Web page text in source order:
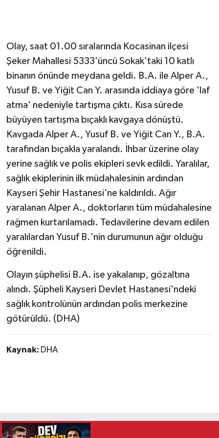
Olay, saat 01.00 sıralarında Kocasinan ilçesi
Şeker Mahallesi 5333'üncü Sokak'taki 10 katlı
binanın önünde meydana geldi. B.A. ile Alper A.,
Yusuf B. ve Yiğit Can Y. arasında iddiaya göre 'laf
atma' nedeniyle tartışma çıktı. Kısa sürede
büyüyen tartışma bıçaklı kavgaya dönüştü.
Kavgada Alper A., Yusuf B. ve Yiğit Can Y., B.A.
tarafından bıçakla yaralandı. İhbar üzerine olay
yerine sağlık ve polis ekipleri sevk edildi. Yaralılar,
sağlık ekiplerinin ilk müdahalesinin ardından
Kayseri Şehir Hastanesi'ne kaldırıldı. Ağır
yaralanan Alper A., doktorların tüm müdahalesine
rağmen kurtarılamadı. Tedavilerine devam edilen
yaralılardan Yusuf B.'nin durumunun ağır olduğu
öğrenildi.
Olayın şüphelisi B.A. ise yakalanıp, gözaltına
alındı. Şüpheli Kayseri Devlet Hastanesi'ndeki
sağlık kontrolünün ardından polis merkezine
götürüldü. (DHA)
Kaynak: DHA